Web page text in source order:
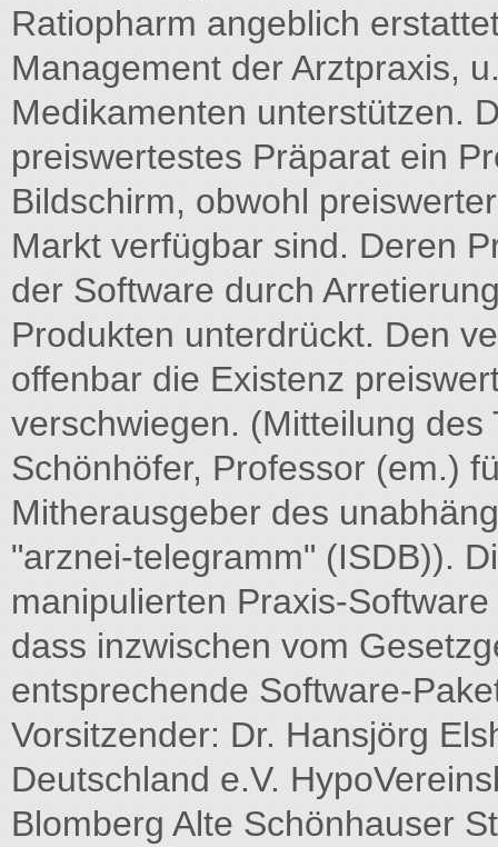
Ratiopharm angeblich
Management der Arztpraxis,
Medikamenten unterstützen.
preiswertestes Präparat ein
Bildschirm, obwohl
Markt verfügbar sind. Deren
der Software durch
Produkten unterdrückt. Den
offenbar die Existenz
verschwiegen. (Mitteilung
Schönhöfer, Professor (em.)
Mitherausgeber des
"arznei-telegramm" (ISDB)).
manipulierten Praxis-
dass inzwischen vom
entsprechende Software-
Vorsitzender: Dr. Hansjörg
Deutschland e.V.
Blomberg Alte Schönhauser